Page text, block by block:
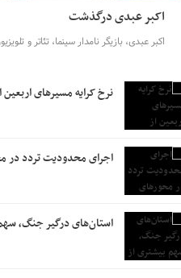
اکبر عبدی درگذشت
اکبر عبدی، بازیگر نامدار سینما، تئاتر و
نرخ کرایه مسیرهای اربعین
اجرای محدودیت تردد در
استان‌های درگیر جنگ،